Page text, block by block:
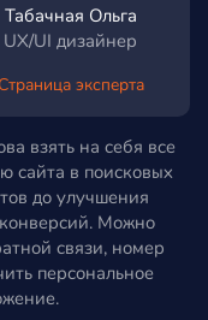
Табачная Ольга
UX/UI дизайнер
Страница эксперта
взять на себя все
сайта в поисковых
до улучшения
Можно
связи, номер
персональное